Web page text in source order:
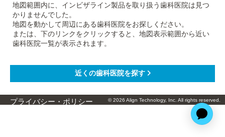
地図範囲内に、インビザライン製品を取り扱う歯科医院は見つ
かりませんでした。
地図を動かして周辺にある歯科医院をお探しください。
または、下のリンクをクリックすると、地図表示範囲から近い
歯科医院一覧が表示されます。
プライバシー・ポリシー © 2026 Align Technology, Inc. All rights reserved.